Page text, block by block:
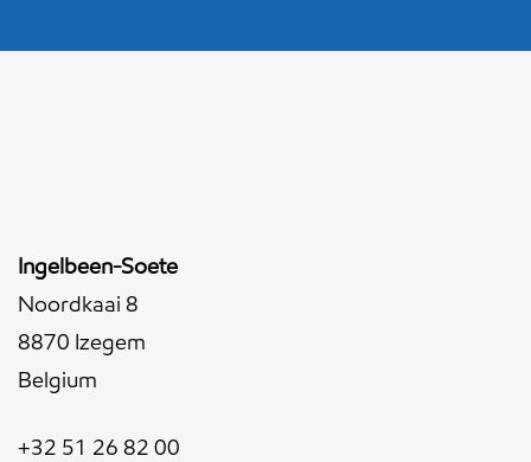
Ingelbeen-Soete
Noordkaai 8
8870 Izegem
Belgium
+32 51 26 82 00